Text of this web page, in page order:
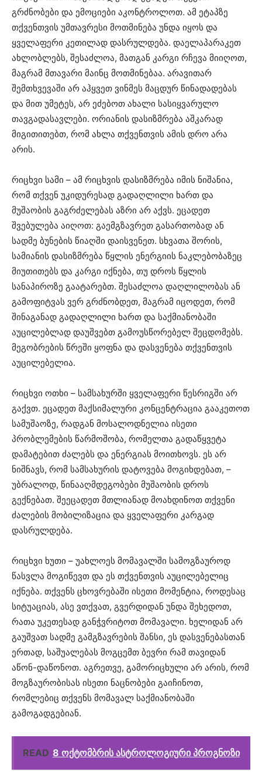
გრძნობები და ემოციები აკონტროლოთ. ამ ეტაპზე
თქვენთვის უმთავრესი მოთმინება უნდა იყოს და
ყველაფერი კეთილად დასრულდება. დაელაპარაკეთ
ახლობლებს, შესაძლოა, მათგან კარგი რჩევა მიიღოთ,
მაგრამ მთავარი მაინც მოთმინებაა. არავითარ
შემთხვევაში არ აჰყვეთ ვინმეს მაცდურ წინადადებას
და მით უმეტეს, არ ეძებოთ ახალი სასიყვარულო
თავგადასავლები. ორიანის დასიზმრება აშკარად
მიგითითებთ, რომ ახლა თქვენთვის ამის დრო არა
არის.
რიცხვი სამი – ამ რიცხვის დასიზმრება იმის ნიშანია,
რომ თქვენ უკიდურესად გადაღლილი ხართ და
მუშაობის გაგრძელებას აზრი არ აქვს. ეცადეთ
შვებულება აიღოთ: გაემგზავრეთ გასართობად ან
სადმე ბუნების წიაღში დაისვენეთ. სხვათა შორის,
სამიანის დასიზმრება წყლის ენერგიის ნაკლებობაზეც
მიუთითებს და კარგი იქნება, თუ დროს წყლის
სანაპიროზე გაატარებთ. შესაძლოა დაღლილობას ან
გამოფიტვას ვერ გრძნობდეთ, მაგრამ იცოდეთ, რომ
შინაგანად გადაღლილი ხართ და საქმიანობაში
აუცილებლად დაუშვებთ გამოუსწორებელ შეცდომებს.
მეგობრების წრეში ყოფნა და დასვენება თქვენთვის
აუცილებელია.
რიცხვი ოთხი – სამსახურში ყველაფერი წესრიგში არ
გაქვთ. ეცადეთ მაქსიმალური კონცენტრაცია გააკეთოთ
სამუშაოზე, რადგან მოსალოდნელია ისეთი
პრობლემების წარმოშობა, რომელთა გადაწყვეტა
დამატებით ძალებს და ენერგიას მოითხოვს. ეს არ
ნიშნავს, რომ სამსახურის დატოვება მოგიხდებათ, –
უბრალოდ, წინააღმდეგობები მუშაობის დროს
გექნებათ. შეეცადეთ მთლიანად მოახდინოთ თქვენი
ძალების მობილიზაცია და ყველაფერი კარგად
დასრულდება.
რიცხვი ხუთი – უახლოეს მომავალში სამოგზაუროდ
წასვლა მოგიწევთ და ეს თქვენთვის აუცილებელიც
იქნება. თქვენს ცხოვრებაში ისეთი მომენტია, როდესაც
სიტუაციას, ასე ვთქვათ, გვერდიდან უნდა შეხედოთ,
რათა უკეთესად განჭვრიტოთ მომავალი. ხელიდან არ
გაუშვათ სადმე გამგზავრების შანსი, ეს დასვენებასთან
ერთად, საშუალებას მოგცემთ ბევრი რამ თავიდან
აწონ-დაწონოთ. აგრეთვე, გამორიცხული არ არის, რომ
მოგზაურობისას ისეთი ნაცნობები გაიჩინოთ,
რომლებიც თქვენს მომავალ საქმიანობაში
გამოგადგებიან.
READ 8 ოქტომბრის ასტროლოგიური პროგნოზი